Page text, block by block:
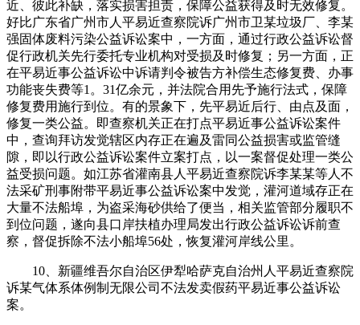
近、彼此补缺，落实损害担责，保障公益获得及时无效修复。
好比广东省广州市人平易近查察院诉广州市卫某垃圾厂、李某
强固体废料污染公益诉讼案中，一方面，通过行政公益诉讼督
促行政机关先行委托专业机构对受损及时修复；另一方面，正
在平易近事公益诉讼中诉请判令被告方补偿生态修复费、办事
功能丧失费等1。31亿余元，并法院合用先予施行法式，保障
修复费用施行到位。有的景象下，先平易近后行、由点及面，
修复一类公益。即查察机关正在打点平易近事公益诉讼案件
中，查询拜访发觉辖区内存正在遍及雷同公益损害或监管缝
隙，即以行政公益诉讼案件立案打点，以一案督促处理一类公
益受损问题。如江苏省灌南县人平易近查察院诉李某某等人不
法采矿刑事附带平易近事公益诉讼案中发觉，灌河道域存正在
大量不法船埠，为盗采海砂供给了便当，相关监管部分履职不
到位问题，遂向县口岸扶植办理局发出行政公益诉讼诉前查
察，督促拆除不法小船埠56处，恢复灌河岸线公里。
10、新疆维吾尔自治区伊犁哈萨克自治州人平易近查察院
诉某气体系体例制无限公司不法发卖假药平易近事公益诉讼
案。